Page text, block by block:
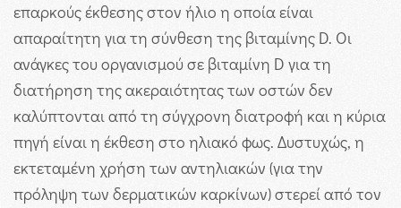
επαρκούς έκθεσης στον ήλιο η οποία είναι
απαραίτητη για τη σύνθεση της βιταμίνης D. Οι
ανάγκες του οργανισμού σε βιταμίνη D για τη
διατήρηση της ακεραιότητας των οστών δεν
καλύπτονται από τη σύγχρονη διατροφή και η κύρια
πηγή είναι η έκθεση στο ηλιακό φως. Δυστυχώς, η
εκτεταμένη χρήση των αντηλιακών (για την
πρόληψη των δερματικών καρκίνων) στερεί από τον